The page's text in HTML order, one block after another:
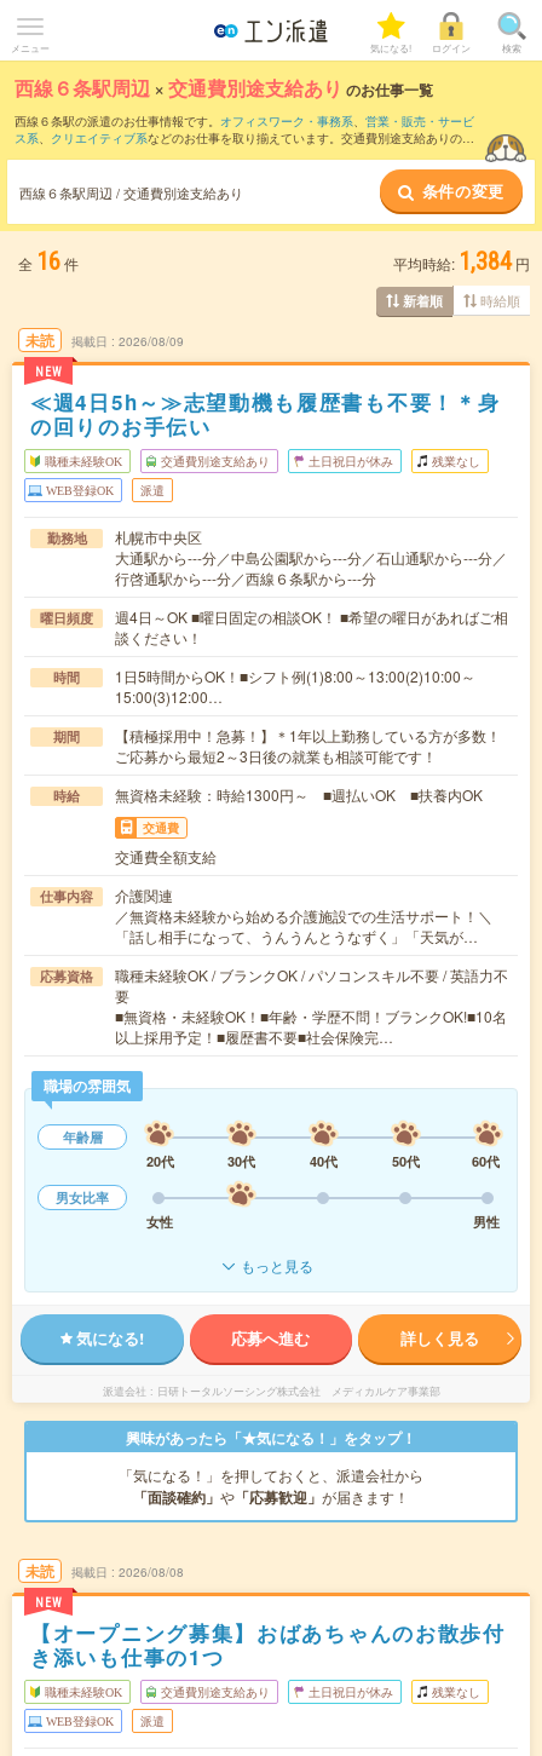
メニュー 気になる! ログイン 検索
西線６条駅周辺 ×交通費別途支給あり のお仕事一覧
西線６条駅の派遣のお仕事情報です。 オフィスワーク・事務系、 営業・販売・サービ
ス系、 クリエイティブ系などのお仕事を取り揃えています。交通費別途支給ありの条
西線６条駅周辺 / 交通費別途支給あり 条件の変更
全 16件 平均時給: 1,384 円
新着順 時給順
未読
NEW
掲載日 2026/08/09
≪週4日5h～≫志望動機も履歴書も不要！＊身
の回りのお手伝い
職種未経験OK 交通費別途支給あり 土日祝日が休み 残業なし
WEB登録OK 派遣
勤務地
札幌市中央区
大通駅から---分／中島公園駅から---分／石山通駅から---分／
行啓通駅から---分／西線６条駅から---分
曜日頻度
週4日～OK ■曜日固定の相談OK！ ■希望の曜日があればご相
談ください！
時間
1日5時間からOK！■シフト例(1)8:00～13:00(2)10:00～
15:00(3)12:00…
期間
【積極採用中！急募！】＊1年以上勤務している方が多数！
ご応募から最短2～3日後の就業も相談可能です！
時給 無資格未経験：時給1300円～ ■週払いOK ■扶養内OK
交通費
交通費全額支給
仕事内容
介護関連
／無資格未経験から始める介護施設での生活サポート！＼
「話し相手になって、うんうんとうなずく」「天気が…
応募資格
職種未経験OK / ブランクOK / パソコンスキル不要 / 英語力不
要
■無資格・未経験OK！■年齢・学歴不問！ブランクOK!■10名
以上採用予定！■履歴書不要■社会保険完…
職場の雰囲気
年齢層
20代
30代 40代 50代
60代
男女比率
女性
男性
もっと見る
気になる! 応募へ進む 詳しく見る
派遣会社 日研トータルソーシング株式会社 メディカルケア事業部
興味があったら「★気になる！」をタップ！
「気になる！」を押しておくと、派遣会社から
「面談確約」 や 「応募歓迎」 が届きます！
未読
NEW
掲載日 2026/08/08
【オープニング募集】おばあちゃんのお散歩付
き添いも仕事の1つ
職種未経験OK 交通費別途支給あり 土日祝日が休み 残業なし
WEB登録OK 派遣